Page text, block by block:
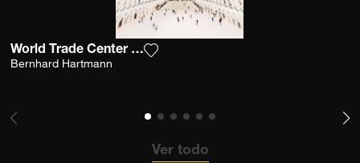
World Trade Center Mta Train Station
Bernhard Hartmann
Ver todo